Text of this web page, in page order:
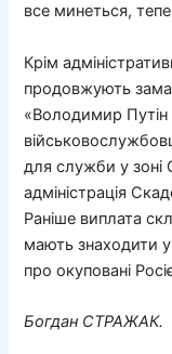
все минеться,
Крім
продовжують
«Володимир Путін
для служби у зоні
адміністрація
Раніше виплата
мають знаходити
про окуповані
Богдан СТРАЖАК.